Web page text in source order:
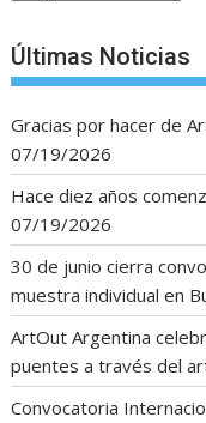
Últimas Noticias
Gracias por hacer de
07/19/2026
Hace diez años
07/19/2026
30 de junio cierra
muestra individual en
ArtOut Argentina
puentes a través del
Convocatoria